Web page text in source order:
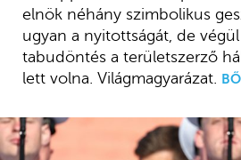
elnök néhány szimbolikus
ugyan a nyitottságát, de
tabudöntés a területszerző
lett volna. Világmagyarázat.